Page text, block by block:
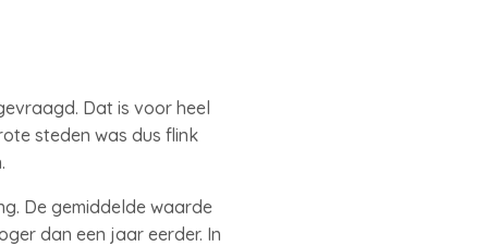
Dat is voor heel
steden was dus flink
De gemiddelde waarde
dan een jaar eerder. In